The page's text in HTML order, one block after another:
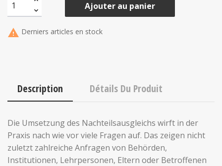
Ajouter au panier
 Derniers articles en stock
Description Détails Du Produit
Die Umsetzung des Nachteilsausgleichs wirft in der
Praxis nach wie vor viele Fragen auf. Das zeigen nicht
zuletzt zahlreiche Anfragen von Behörden,
Institutionen, Lehrpersonen, Eltern oder Betroffenen